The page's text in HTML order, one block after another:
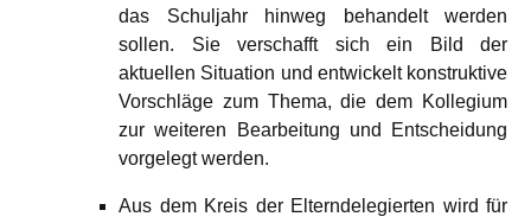
das Schuljahr hinweg behandelt werden
sollen. Sie verschafft sich ein Bild der
aktuellen Situation und entwickelt konstruktive
Vorschläge zum Thema, die dem Kollegium
zur weiteren Bearbeitung und Entscheidung
vorgelegt werden.
Aus dem Kreis der Elterndelegierten wird für